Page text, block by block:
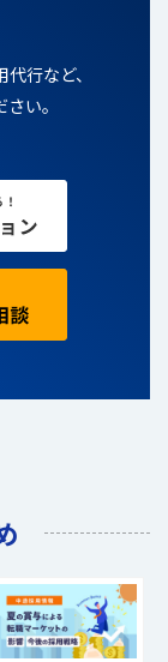
行など、
い。